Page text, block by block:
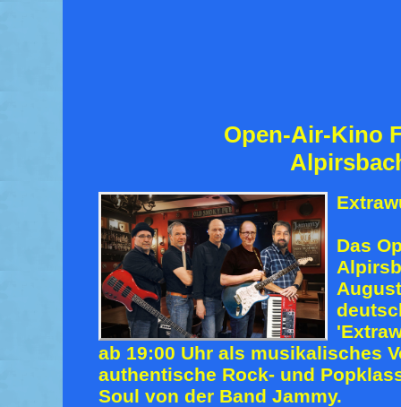
Open-Air-Kino
Das
ab 19:00 Uhr als musikalisches
authentische Rock- und
Soul von der Band Jammy.